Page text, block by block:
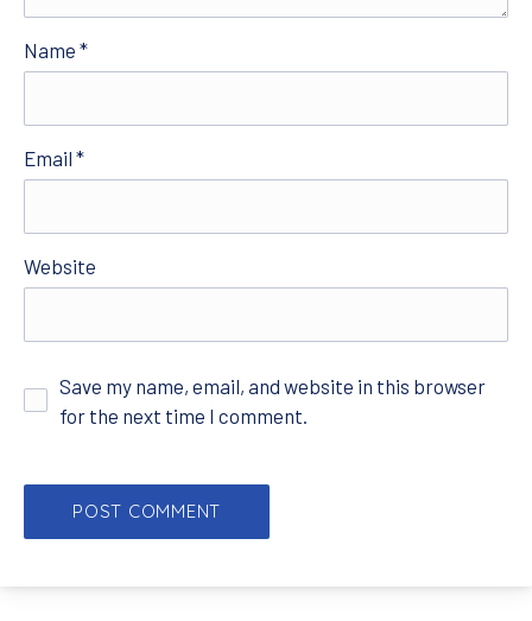
Name *
Email *
Website
Save my name, email, and website in this browser
for the next time I comment.